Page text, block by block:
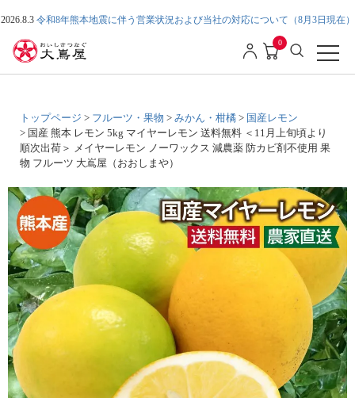
2026.8.3 令和8年熊本地震に伴う営業状況および当社の対応について（8月3日現在）
0
トップページ フルーツ・果物 みかん・柑橘
国産レモン
国産 熊本 レモン 5kg マイヤーレモン 送料無料 ＜11月上旬頃より
順次出荷＞ メイヤーレモン ノーワックス 減農薬 防カビ剤不使用 果
物 フルーツ 大嶌屋（おおしまや）